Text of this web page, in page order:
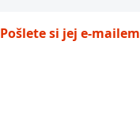
Pošlete si jej e-mailem